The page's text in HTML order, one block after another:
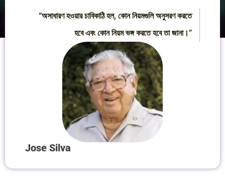
“অসাধারণ হওয়ার চাবিকাঠি হল, কোন নিয়মগুলি অনুসরণ করতে
হবে এবং কোন নিয়ম ভঙ্গ করতে হবে তা জানা।”
Jose Silva